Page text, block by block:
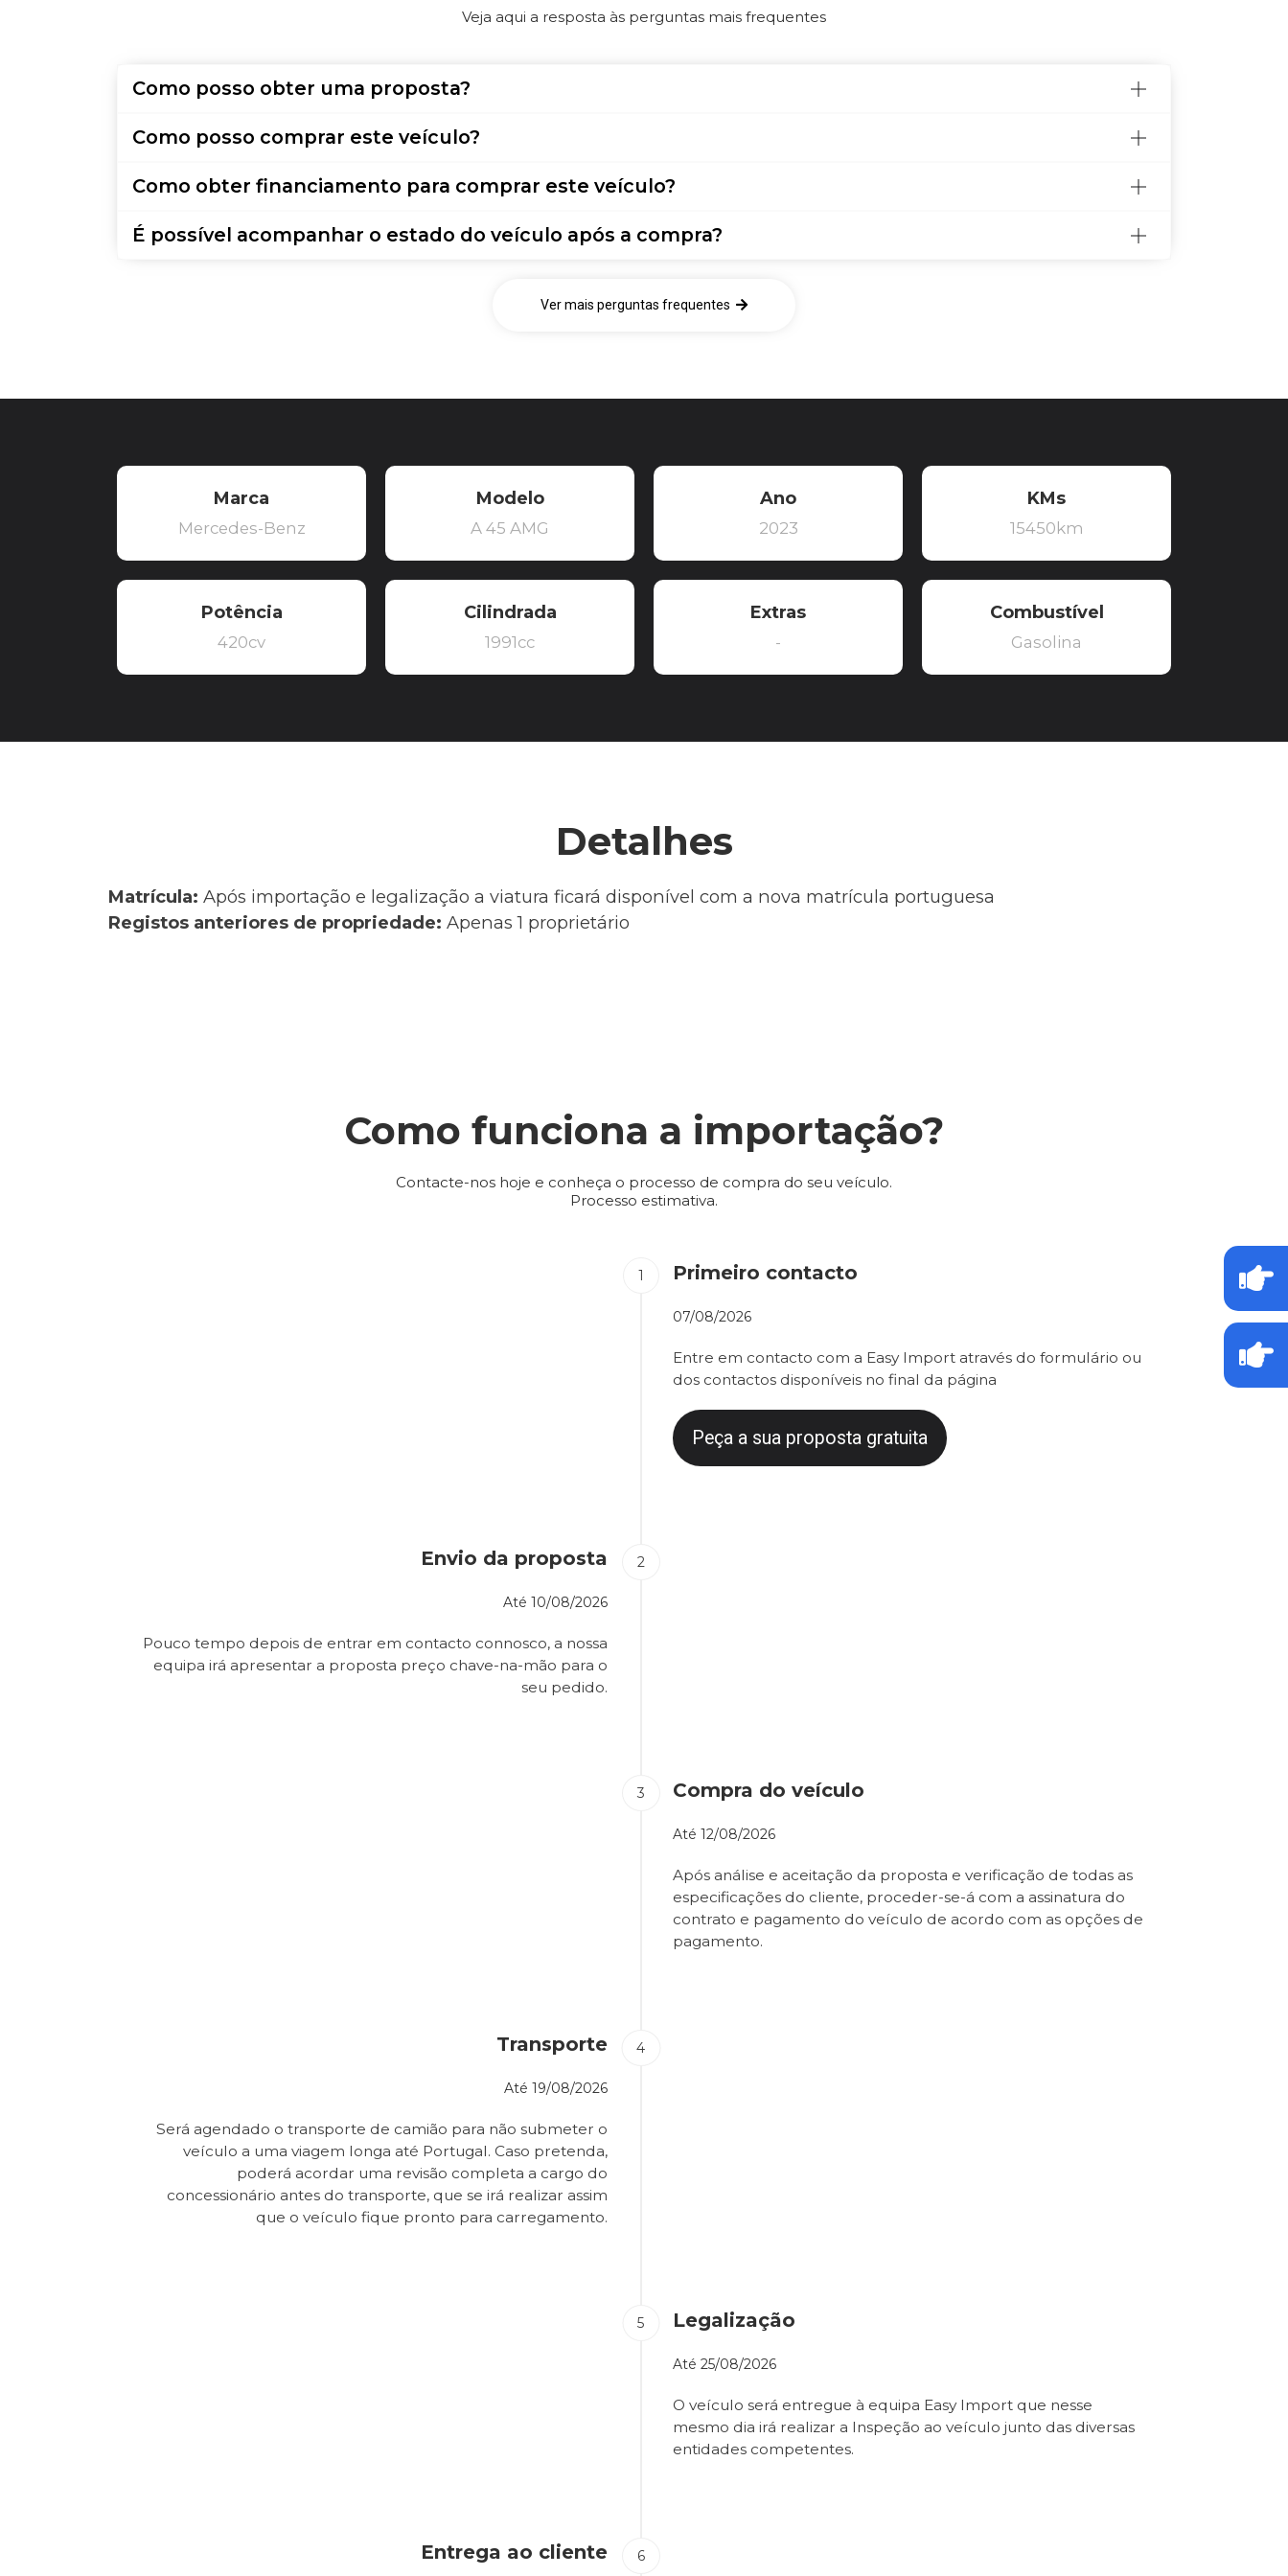
Veja aqui a resposta às perguntas mais frequentes
Como posso obter uma proposta?
Como posso comprar este veículo?
Como obter financiamento para comprar este veículo?
É possível acompanhar o estado do veículo após a compra?
Ver mais perguntas frequentes
Marca
Mercedes-Benz
Modelo
A 45 AMG
Ano
2023
KMs
15450km
Potência
420cv
Cilindrada
1991cc
Extras
-
Combustível
Gasolina
Detalhes
Matrícula: Após importação e legalização a viatura ficará disponível com a nova matrícula portuguesa
Registos anteriores de propriedade: Apenas 1 proprietário
Como funciona a importação?
Contacte-nos hoje e conheça o processo de compra do seu veículo.
Processo estimativa.
Primeiro contacto
07/08/2026
Entre em contacto com a Easy Import através do formulário ou
dos contactos disponíveis no final da página
Peça a sua proposta gratuita
Envio da proposta
Até 10/08/2026
Pouco tempo depois de entrar em contacto connosco, a nossa
equipa irá apresentar a proposta preço chave-na-mão para o
seu pedido.
Compra do veículo
Até 12/08/2026
Após análise e aceitação da proposta e verificação de todas as
especificações do cliente, proceder-se-á com a assinatura do
contrato e pagamento do veículo de acordo com as opções de
pagamento.
Transporte
Até 19/08/2026
Será agendado o transporte de camião para não submeter o
veículo a uma viagem longa até Portugal. Caso pretenda,
poderá acordar uma revisão completa a cargo do
concessionário antes do transporte, que se irá realizar assim
que o veículo fique pronto para carregamento.
Legalização
Até 25/08/2026
O veículo será entregue à equipa Easy Import que nesse
mesmo dia irá realizar a Inspeção ao veículo junto das diversas
entidades competentes.
Entrega ao cliente